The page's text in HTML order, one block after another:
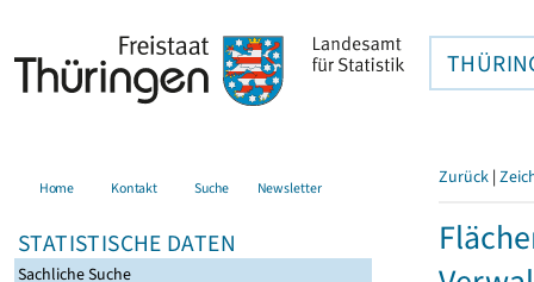
Home Kontakt Suche Newsletter
STATISTISCHE DATEN
Sachliche Suche
Zurück |